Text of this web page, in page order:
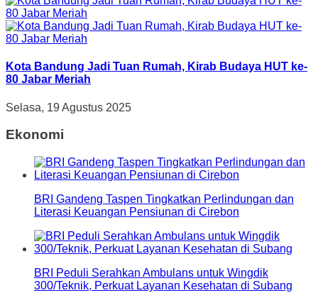
Kota Bandung Jadi Tuan Rumah, Kirab Budaya HUT ke-
80 Jabar Meriah
Selasa, 19 Agustus 2025
Ekonomi
BRI Gandeng Taspen Tingkatkan Perlindungan dan
Literasi Keuangan Pensiunan di Cirebon
BRI Peduli Serahkan Ambulans untuk Wingdik
300/Teknik, Perkuat Layanan Kesehatan di Subang